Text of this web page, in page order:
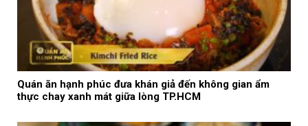
Quán ăn hạnh phúc đưa khán giả đến không gian ẩm
thực chay xanh mát giữa lòng TP.HCM